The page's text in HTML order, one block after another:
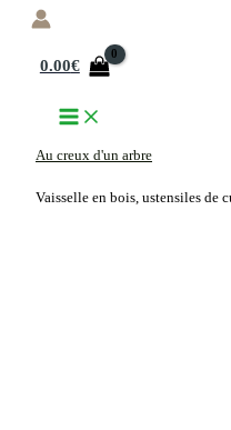
Aller
0.00€
Au creux d'un arbre
Vaisselle en bois, ustensiles de